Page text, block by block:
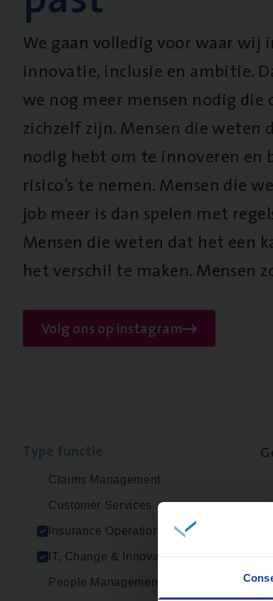
We gaan volledig voor waar wij
innovatie, inclusie en ambitie.
we nog meer mensen nodig die
zichzelf zijn. Mensen die
nodig hebt om te innoveren en
risico’s te nemen. Mensen die
job meer is dan spelen met
Mensen die weten dat het een
het verschil te maken. Mensen
Volg ons op instagram
Claims Management
Customer Services
Insurance Operations
IT, Change & Innovation
People Management